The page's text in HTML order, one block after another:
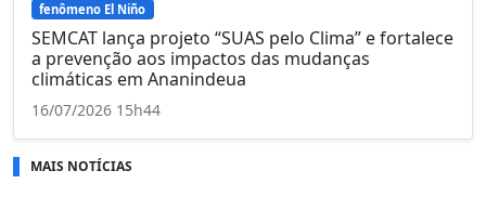
fenômeno El Niño
SEMCAT lança projeto “SUAS pelo Clima” e fortalece
a prevenção aos impactos das mudanças
climáticas em Ananindeua
16/07/2026 15h44
MAIS NOTÍCIAS